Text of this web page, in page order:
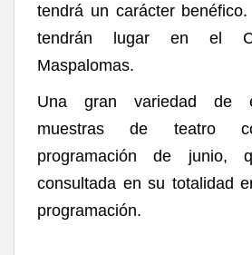
tendrá un carácter
tendrán lugar en el
Maspalomas.
Una gran variedad de
muestras de teatro
programación de junio,
consultada en su totalidad
programación.